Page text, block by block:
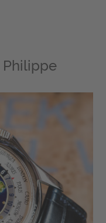
Philippe